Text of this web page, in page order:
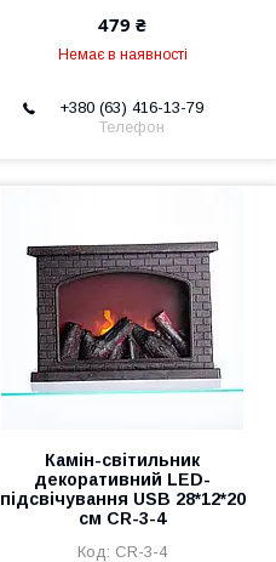
479 ₴
Немає в наявності
+380 (63) 416-13-79
Телефон
Камін-світильник
декоративний LED-
підсвічування USB 28*12*20
см CR-3-4
CR-3-4